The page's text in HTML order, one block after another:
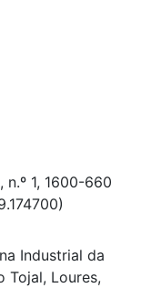
n.º 1, 1600-660
Industrial da
Tojal, Loures,